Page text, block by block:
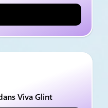
Viva Glint